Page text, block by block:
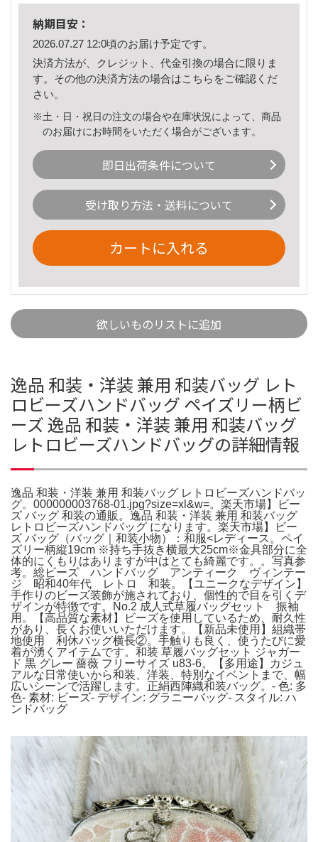
納期目安：
2026.07.27 12:0頃のお届け予定です。
決済方法が、クレジット、代金引換の場合に限りま
す。その他の決済方法の場合はこちら をご確認くだ
さい。
※土・日・祝日の注文の場合や在庫状況によって、商品
のお届けにお時間をいただく場合がございます。
即日出荷条件について
受け取り方法・送料について
カートに入れる
欲しいものリストに追加
逸品 和装・洋装 兼用 和装バッグ レト
ロビーズハンドバッグ ペイズリー柄ビ
ーズ 逸品 和装・洋装 兼用 和装バッグ
レトロビーズハンドバッグの詳細情報
逸品 和装・洋装 兼用 和装バッグ レトロビーズハンドバッ
グ。000000003768-01.jpg?size=xl&w=。楽天市場】ビー
ズ バッグ 和装の通販。逸品 和装・洋装 兼用 和装バッグ
レトロビーズハンドバッグ になります。楽天市場】ビー
ズ バッグ（バッグ｜和装小物）：和服<レディース。ペイ
ズリー柄縦19cm ※持ち手抜き横最大25cm※金具部分に全
体的にくもりはありますが中はとても綺麗です。。写真参
考。総ビーズ ハンドバッグ アンティーク ヴィンテー
ジ 昭和40年代 レトロ 和装。【ユニークなデザイン】
手作りのビーズ装飾が施されており、個性的で目を引くデ
ザインが特徴です。No.2 成人式草履バッグセット 振袖
用。【高品質な素材】ビーズを使用しているため、耐久性
があり、長くお使いいただけます。【新品未使用】組織帯
地使用 利休バッグ横長②。手触りも良く、使うたびに愛
着が湧くアイテムです。和装 草履バッグセット ジャガー
ド 黒 グレー 薔薇 フリーサイズ u83-6。【多用途】カジュ
アルな日常使いから和装、洋装、特別なイベントまで、幅
広いシーンで活躍します。正絹西陣織和装バッグ。- 色: 多
色- 素材: ビーズ- デザイン: グラニーバッグ- スタイル: ハ
ンドバッグ